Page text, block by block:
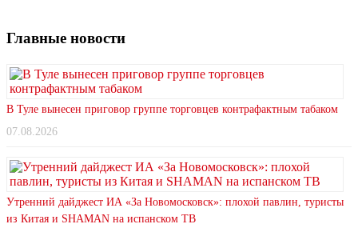
Главные новости
В Туле вынесен приговор группе торговцев контрафактным табаком
07.08.2026
Утренний дайджест ИА «За Новомосковск»: плохой павлин, туристы
из Китая и SHAMAN на испанском ТВ